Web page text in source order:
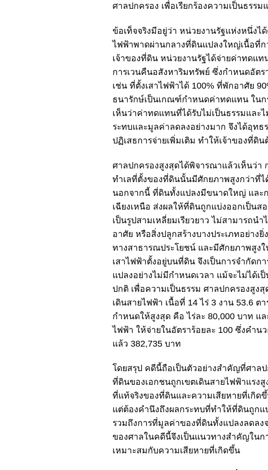
ศาลปกครอง เพื่อเรียกร้องความเป็นธรร
ข้อเท็จจริงมีอยู่ว่า หน่วยงานรัฐแห่งหนึ่งไ
ไฟฟ้าพาดผ่านกลางที่ดินแปลงใหญ่เนื้อที่
เจ้าของที่ดิน หน่วยงานรัฐได้จ่ายค่าทดแท
การเวนคืนอสังหาริมทรัพย์ ซึ่งกำหนดอัต
เช่น ที่ตั้งเสาไฟฟ้าได้ 100% ที่พักอาศัย
ธนารักษ์เป็นเกณฑ์กำหนดค่าทดแทน ในก
เห็นว่าค่าทดแทนที่ได้รับไม่เป็นธรรมและ
ระทบและมูลค่าลดลงอย่างมาก จึงได้อุท
ปฏิเสธการจ่ายเพิ่มเติม ทำให้เจ้าของที่ดิ
ศาลปกครองสูงสุดได้พิจารณาแล้วเห็นว่า
ทำเลที่ตั้งของที่ดินนั้นมีศักยภาพสูงกว่าที่
นอกจากนี้ ที่ดินทั้งแปลงมีขนาดใหญ่ และ
เฉียงเหนือ ส่งผลให้ที่ดินถูกแบ่งออกเป็น
เป็นรูปสามเหลี่ยมเรียวยาว ไม่สามารถนำ
อาศัย หรือสิ่งปลูกสร้างบางประเภทอย่า
ทางสาธารณประโยชน์ และมีศักยภาพสูง
เสาไฟฟ้าตั้งอยู่บนที่ดิน จึงเป็นการจำกัดก
แปลงอย่างไม่มีกำหนดเวลา แม้จะไม่ได้เ
ปกติเพื่อความเป็นธรรม ศาลปกครองสูงสุ
เดินสายไฟฟ้า เนื้อที่ 14 ไร่ 3 งาน 53.6
กำหนดให้สูงสุด คือ ไร่ละ 80,000 บาท แ
ไฟฟ้า ให้จ่ายในอัตราร้อยละ 100 ซึ่งคำน
แล้ว 382,735 บาท
โดยสรุป คดีนี้ถือเป็นตัวอย่างสำคัญที่ศาล
ที่ดินของเอกชนถูกเขตเดินสายไฟฟ้าแรงสู
ที่แท้จริงของที่ดินและความเสียหายที่เกิด
แต่ต้องคำนึงถึงผลกระทบที่ทำให้ที่ดินถูกแ
รวมถึงการที่มูลค่าของที่ดินทั้งแปลงลดลง
ของศาลในคดีนี้จึงเป็นแนวทางสำคัญในก
เหมาะสมกับความเสียหายที่เกิดขึ้น